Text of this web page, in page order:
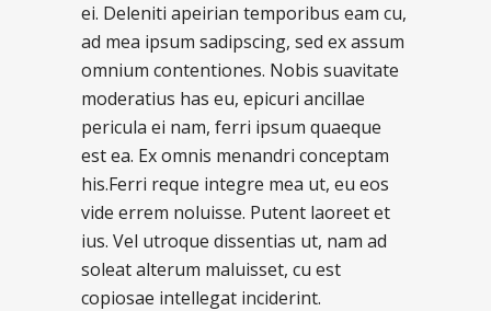
ei. Deleniti apeirian temporibus eam cu,
ad mea ipsum sadipscing, sed ex assum
omnium contentiones. Nobis suavitate
moderatius has eu, epicuri ancillae
pericula ei nam, ferri ipsum quaeque
est ea. Ex omnis menandri conceptam
his.Ferri reque integre mea ut, eu eos
vide errem noluisse. Putent laoreet et
ius. Vel utroque dissentias ut, nam ad
soleat alterum maluisset, cu est
copiosae intellegat inciderint.